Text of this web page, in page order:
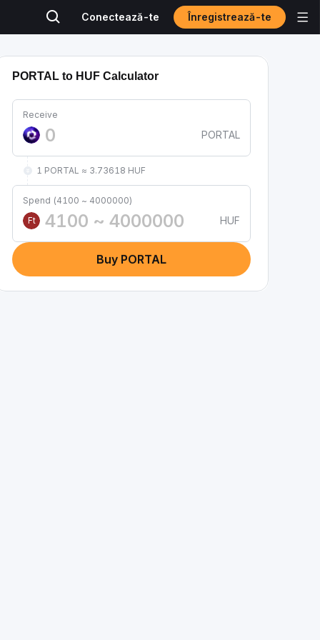
Conectează-te Înregistrează-te
PORTAL to HUF Calculator
Receive
PORTAL
1 PORTAL ≈ 3.73618 HUF
Spend (4100 ~ 4000000)
Ft
HUF
Buy PORTAL